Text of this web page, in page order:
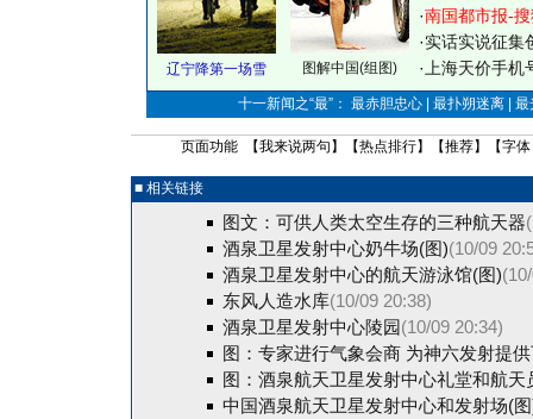
辽宁降第一场雪 图解中国(组图)
·南国都市报-
·实话实说征集
· 上海天价手
十一新闻之“最”： 最赤胆忠心 | 最扑朔迷离 |
页面功能 【我来说两句 】【热点排行】【推荐】【字体
■ 相关链接
图文：可供人类太空生存的三种航天器
酒泉卫星发射中心奶牛场(图)(10/09
酒泉卫星发射中心的航天游泳馆(图)
东风人造水库(10/09 20:38)
酒泉卫星发射中心陵园(10/09 20:34)
图：专家进行气象会商 为神六发射提
图：酒泉航天卫星发射中心礼堂和航天
中国酒泉航天卫星发射中心和发射场(